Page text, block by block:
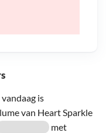
is
van Heart Sparkle
met